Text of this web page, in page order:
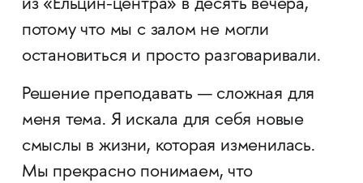
из «Ельцин-центра» в десять вечера,
потому что мы с залом не могли
остановиться и просто разговаривали.
Решение преподавать — сложная для
меня тема. Я искала для себя новые
смыслы в жизни, которая изменилась.
Мы прекрасно понимаем, что